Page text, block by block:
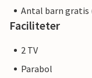
Antal barn gratis
Faciliteter
2 TV
Parabol